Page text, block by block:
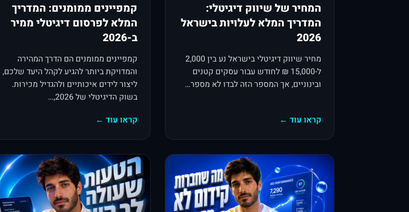
המחיר של שיווק דיגיטלי:
המדריך המלא לעלויות בישראל
2026
מחיר שיווק דיגיטלי בישראל נע בין 2,000
ל-15,000 ₪ לחודש עבור עסקים קטנים
ובינוניים, אך המספר הזה לבדו לא מספר…
קראו עוד ←
קמפיינים ממומנים: המדריך
המלא לפרסום דיגיטלי ממיר
ב-2026
קמפיינים ממומנים הם הדרך המהירה
והמדויקת ביותר להגיע לקהל היעד שלכם,
ליצור לידים איכותיים ולהגדיל מכירות.
בשוק הדיגיטלי של 2026,…
קראו עוד ←